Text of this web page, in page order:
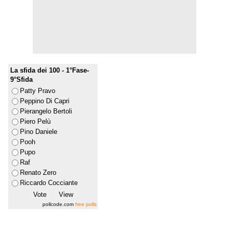
La sfida dei 100 - 1°Fase-
9°Sfida
Patty Pravo
Peppino Di Capri
Pierangelo Bertoli
Piero Pelù
Pino Daniele
Pooh
Pupo
Raf
Renato Zero
Riccardo Cocciante
pollcode.com free polls